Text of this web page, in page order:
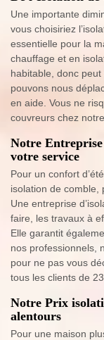
Une importante
vous choisiriez
essentielle pour la
chauffage et en
habitable, donc
pouvons nous
en aide. Vous ne
couvreurs chez
Notre
votre service
Pour un confort
isolation de comble,
Une entreprise
faire, les travaux à
Elle garantit
nos professionnels,
pour ne pas vous
tous les clients de
Notre Prix
alentours
Pour une maison